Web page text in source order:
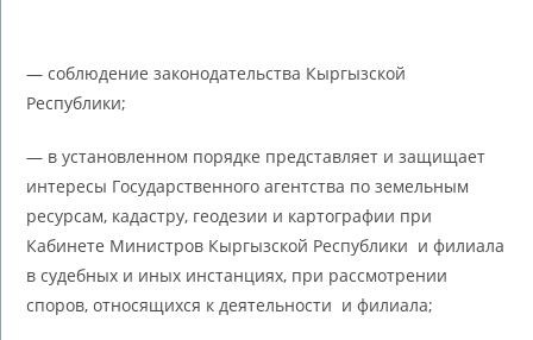
— соблюдение законодательства Кыргызской
Республики;
— в установленном порядке представляет и защищает
интересы Государственного агентства по земельным
ресурсам, кадастру, геодезии и картографии при
Кабинете Министров Кыргызской Республики и филиала
в судебных и иных инстанциях, при рассмотрении
споров, относящихся к деятельности и филиала;